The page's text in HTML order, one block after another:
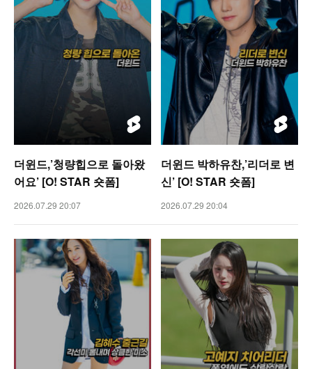
더윈드,’청량힙으로 돌아왔
어요’ [O! STAR 숏폼]
2026.07.29 20:07
더윈드 박하유찬,’리더로 변
신’ [O! STAR 숏폼]
2026.07.29 20:04